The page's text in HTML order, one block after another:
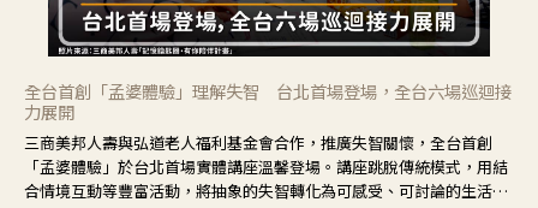
全台首創「孟婆體驗」理解失智 台北首場登場，全台六場巡迴接
力展開
三商美邦人壽與弘道老人福利基金會合作，推廣失智關懷，全台首創
「孟婆體驗」於台北首場實體講座溫馨登場。講座跳脫傳統模式，用結
合情境互動等豐富活動，將抽象的失智轉化為可感受、可討論的生活情